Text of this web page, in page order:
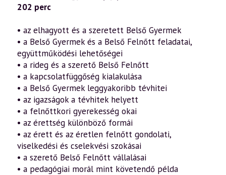
megismerése
és
a
szellemi
úton
18.
rész
–
A
Belső
Gyermek
és
a
Belső
Felnőtt
titkai
(2009.04.26.)
mennyiség
202 perc
• az elhagyott és a szeretett Belső Gyermek
• a Belső Gyermek és a Belső Felnőtt feladatai,
együttműködési lehetőségei
• a rideg és a szerető Belső Felnőtt
• a kapcsolatfüggőség kialakulása
• a Belső Gyermek leggyakoribb tévhitei
• az igazságok a tévhitek helyett
• a felnőttkori gyerekesség okai
• az érettség különböző formái
• az érett és az éretlen felnőtt gondolati,
viselkedési és cselekvési szokásai
• a szerető Belső Felnőtt vállalásai
• a pedagógiai morál mint követendő példa